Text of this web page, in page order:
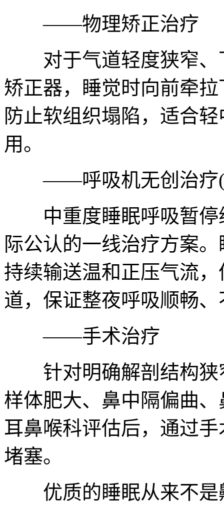
——物理矫正治疗
对于气道轻度狭窄、
矫正器，睡觉时向前牵
防止软组织塌陷，适合
用。
——呼吸机无创治疗(
中重度睡眠呼吸暂停
际公认的一线治疗方案
持续输送温和正压气流
道，保证整夜呼吸顺畅
——手术治疗
针对明确解剖结构狭
样体肥大、鼻中隔偏曲
耳鼻喉科评估后，通过
堵塞。
优质的睡眠从来不是